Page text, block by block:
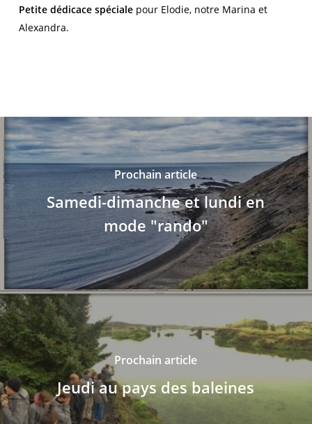
Petite dédicace spécialepour Elodie, notre Marina et
Alexandra.
Prochain article
Samedi-dimanche et lundi en
mode "rando"
Prochain article
Jeudi au pays des baleines